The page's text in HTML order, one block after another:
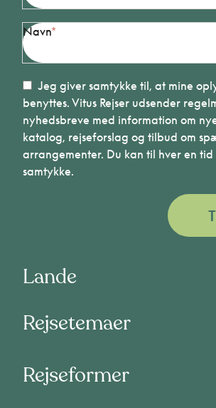
Navn
Jeg giver samtykke til, at mine
benyttes. Vitus Rejser udsender
nyhedsbreve med information om
katalog, rejseforslag og tilbud om
arrangementer. Du kan til hver en
samtykke.
Lande
Rejsetemaer
Rejseformer